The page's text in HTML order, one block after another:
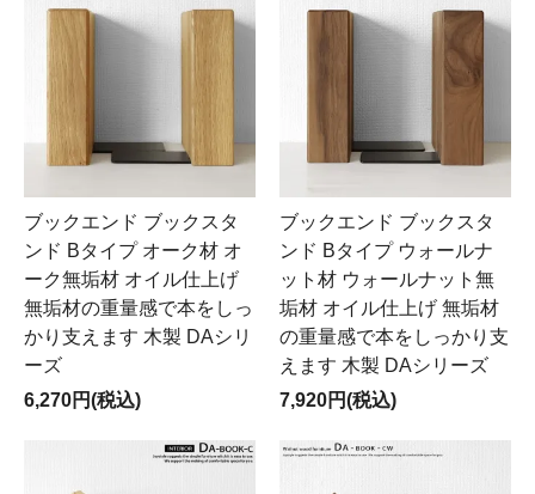
ブックエンド ブックスタ
ンド Bタイプ オーク材 オ
ーク無垢材 オイル仕上げ
無垢材の重量感で本をしっ
かり支えます 木製 DAシリ
ーズ
6,270円(税込)
ブックエンド ブックスタ
ンド Bタイプ ウォールナ
ット材 ウォールナット無
垢材 オイル仕上げ 無垢材
の重量感で本をしっかり支
えます 木製 DAシリーズ
7,920円(税込)